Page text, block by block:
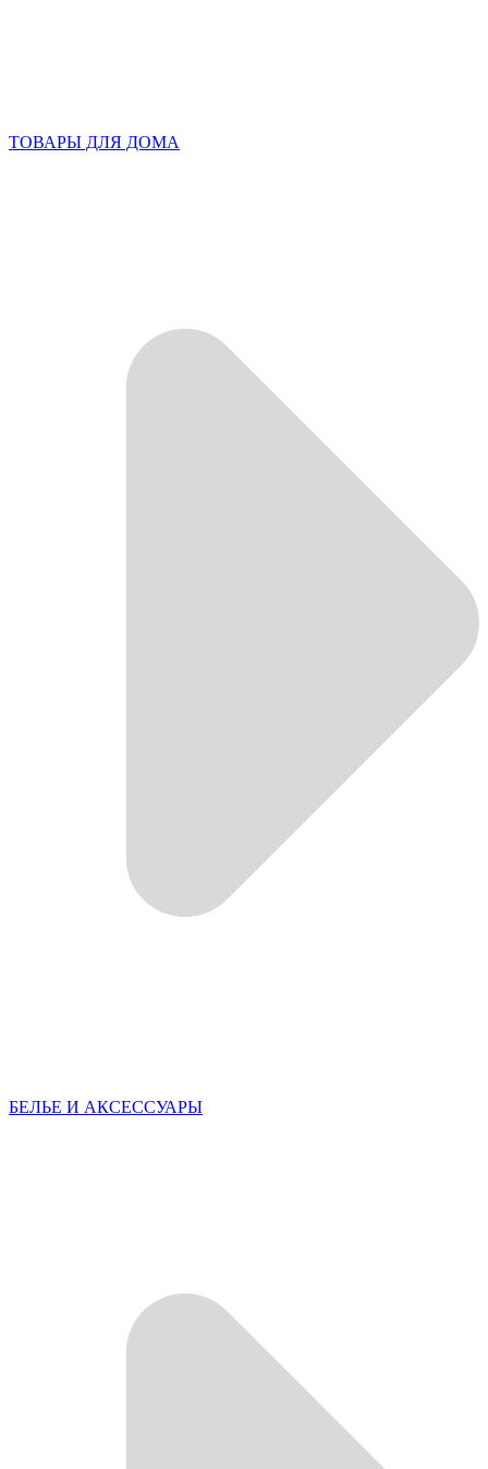
ТОВАРЫ ДЛЯ ДОМА
БЕЛЬЕ И АКСЕССУАРЫ